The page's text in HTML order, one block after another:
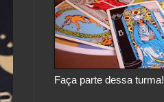
Faça parte dessa turma!